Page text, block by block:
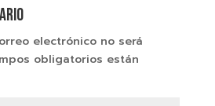
electrónico no será
obligatorios están